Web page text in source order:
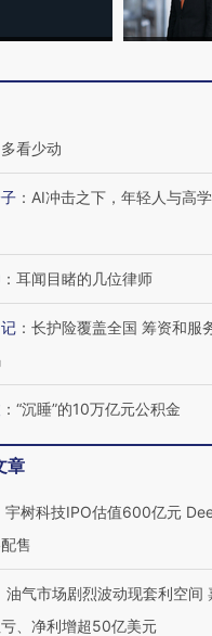
吸金
产们甘
粒摇头丸 尿检体内含3
毒品
多看少动
： AI冲击之下，年轻人与高
： 耳闻目睹的几位律师
： 长护险覆盖全国 筹资和服
： “沉睡”的10万亿元公积金
章
宇树科技IPO估值600亿元
售
油气市场剧烈波动现套利空间
、净利增超50亿美元